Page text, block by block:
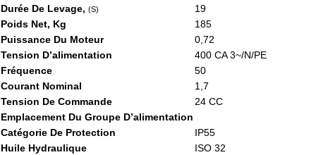
Durée De Levage, (S)
19
Poids Net, Kg
185
Puissance Du Moteur
0,72
Tension D’alimentation
400 CA 3~/N/PE
Fréquence
50
Courant Nominal
1,7
Tension De Commande
24 CC
Emplacement Du Groupe D’alimentation
Catégorie De Protection
IP55
Huile Hydraulique
ISO 32